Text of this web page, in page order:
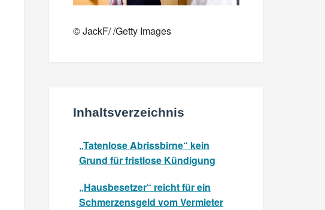
© JackF/ /Getty Images
Inhaltsverzeichnis
„Tatenlose Abrissbirne“ kein
Grund für fristlose Kündigung
„Hausbesetzer“ reicht für ein
Schmerzensgeld vom Vermieter